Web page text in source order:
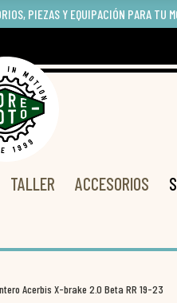
PIEZAS Y EQUIPACIÓN PARA TU
TALLER ACCESORIOS
Acerbis X-brake 2.0 Beta RR 19-23